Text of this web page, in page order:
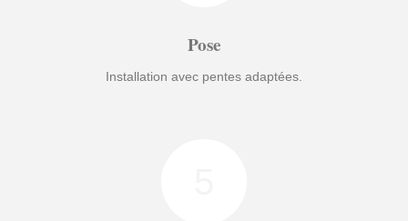
Pose
Installation avec pentes adaptées.